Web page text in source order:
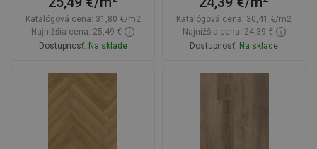
Katalógová cena: 31,80 €/m2
Najnižšia cena: 25,49 €
Dostupnosť: Na sklade
Do košíka
Katalógová cena: 30,41 €/m2
Najnižšia cena: 24,39 €
Dostupnosť: Na sklade
Do košíka